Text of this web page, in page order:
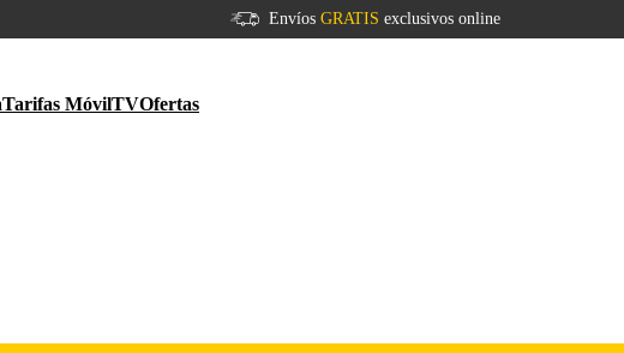
Envíos GRATIS exclusivos online
Tarifas MóvilTVOfertas